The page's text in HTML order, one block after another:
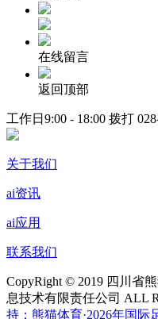
在线留言
返回顶部
工作日9:00 - 18:00 拨打
关于我们
ai资讯
ai应用
联系我们
CopyRight © 2019 四川省
息技术有限责任公司 ALL
持：熊猫体育·2026年国